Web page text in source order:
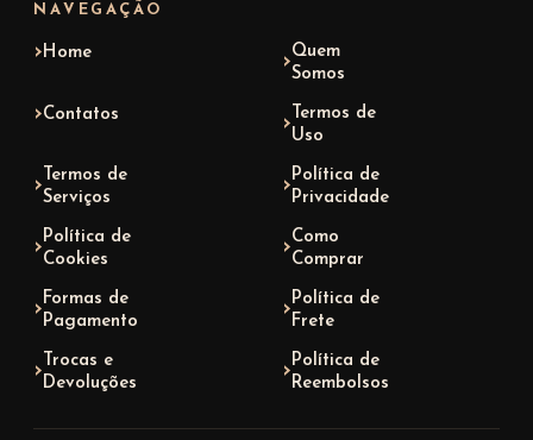
NAVEGAÇÃO
Home
Quem
Somos
Contatos
Termos de
Uso
Termos de
Serviços
Política de
Privacidade
Política de
Cookies
Como
Comprar
Formas de
Pagamento
Política de
Frete
Trocas e
Devoluções
Política de
Reembolsos